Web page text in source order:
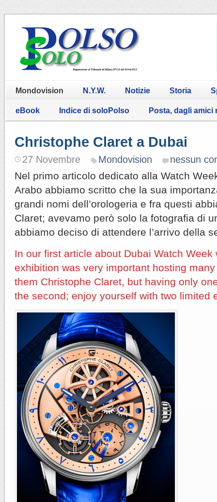
Mondovision N.Y.W. Notizie Storia
eBook Indice di soloPolso Posta, dagli amici
Christophe Claret a Dubai
27 Novembre Mondovision nessun
Nel primo articolo dedicato alla Watch
Arabo abbiamo scritto che la sua
grandi nomi dell’orologeria e fra questi
Claret; avevamo però solo la fotografia di
abbiamo deciso di attendere l’arrivo della
In our first article about Dubai Watch Week
exhibition was very important hosting
them Christophe Claret, but having only
the second; enjoy yourself with two limited